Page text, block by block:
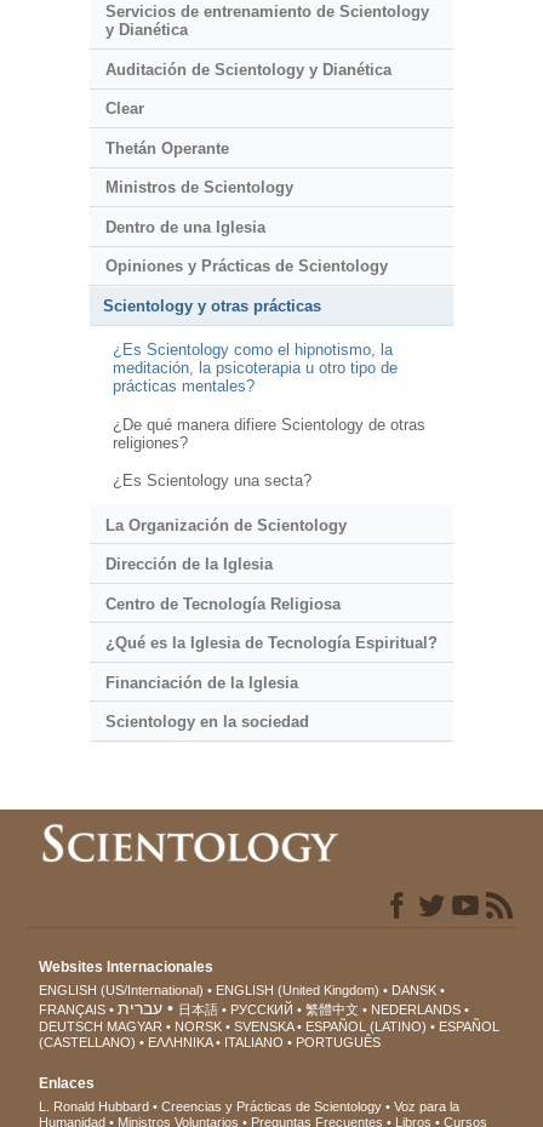
Servicios de entrenamiento de Scientology
y Dianética
Auditación de Scientology y Dianética
Clear
Thetán Operante
Ministros de Scientology
Dentro de una Iglesia
Opiniones y Prácticas de Scientology
Scientology y otras prácticas
¿Es Scientology como el hipnotismo, la
meditación, la psicoterapia u otro tipo de
prácticas mentales?
¿De qué manera difiere Scientology de otras
religiones?
¿Es Scientology una secta?
La Organización de Scientology
Dirección de la Iglesia
Centro de Tecnología Religiosa
¿Qué es la Iglesia de Tecnología Espiritual?
Financiación de la Iglesia
Scientology en la sociedad
Websites Internacionales
ENGLISH (US/International) ENGLISH (United Kingdom)
DANSK
FRANÇAIS
עברית 日本語 РУССКИЙ 繁體中文
NEDERLANDS
DEUTSCH MAGYAR NORSK SVENSKA ESPAÑOL (LATINO)
ESPAÑOL
(CASTELLANO)
ΕΛΛΗΝΙΚA ITALIANO PORTUGUÊS
Enlaces
L. Ronald Hubbard Creencias y Prácticas de Scientology
Voz para la
Humanidad
Ministros Voluntarios Preguntas Frecuentes Libros Cursos